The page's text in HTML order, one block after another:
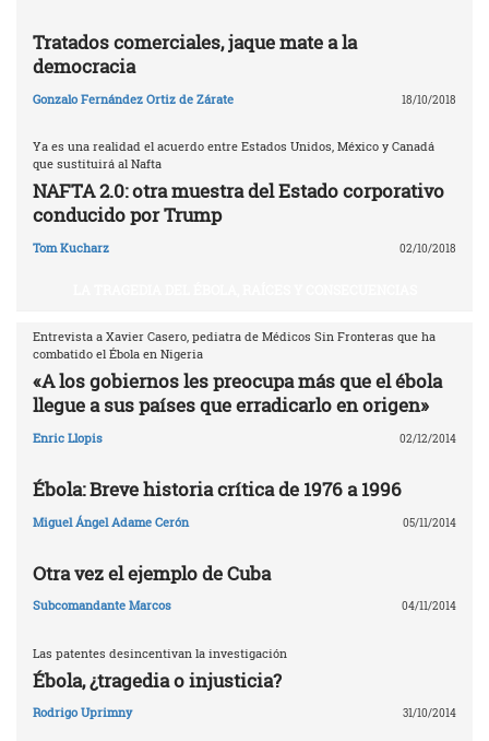
Tratados comerciales, jaque mate a la
democracia
Gonzalo Fernández Ortiz de Zárate 18/10/2018
Ya es una realidad el acuerdo entre Estados Unidos, México y Canadá
que sustituirá al Nafta
NAFTA 2.0: otra muestra del Estado corporativo
conducido por Trump
Tom Kucharz 02/10/2018
Entrevista a Xavier Casero, pediatra de Médicos Sin Fronteras que ha
combatido el Ébola en Nigeria
«A los gobiernos les preocupa más que el ébola
llegue a sus países que erradicarlo en origen»
Enric Llopis 02/12/2014
Ébola: Breve historia crítica de 1976 a 1996
Miguel Ángel Adame Cerón 05/11/2014
Otra vez el ejemplo de Cuba
Subcomandante Marcos 04/11/2014
Las patentes desincentivan la investigación
Ébola, ¿tragedia o injusticia?
Rodrigo Uprimny 31/10/2014